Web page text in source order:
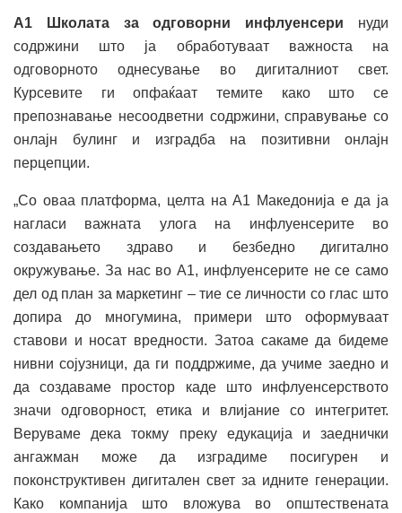
A1 Школата за одговорни инфлуенсери нуди
содржини што ја обработуваат важноста на
одговорното однесување во дигиталниот свет.
Курсевите ги опфаќаат темите како што се
препознавање несоодветни содржини, справување со
онлајн булинг и изградба на позитивни онлајн
перцепции.
„Со оваа платформа, целта на А1 Македонија е да ја
нагласи важната улога на инфлуенсерите во
создавањето здраво и безбедно дигитално
окружување. За нас во А1, инфлуенсерите не се само
дел од план за маркетинг – тие се личности со глас што
допира до многумина, примери што оформуваат
ставови и носат вредности. Затоа сакаме да бидеме
нивни сојузници, да ги поддржиме, да учиме заедно и
да создаваме простор каде што инфлуенсерството
значи одговорност, етика и влијание со интегритет.
Веруваме дека токму преку едукација и заеднички
ангажман може да изградиме посигурен и
поконструктивен дигитален свет за идните генерации.
Како компанија што вложува во општествената